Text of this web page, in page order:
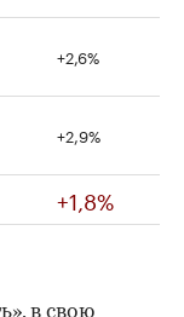
+2,6%
+2,9%
+1,8%